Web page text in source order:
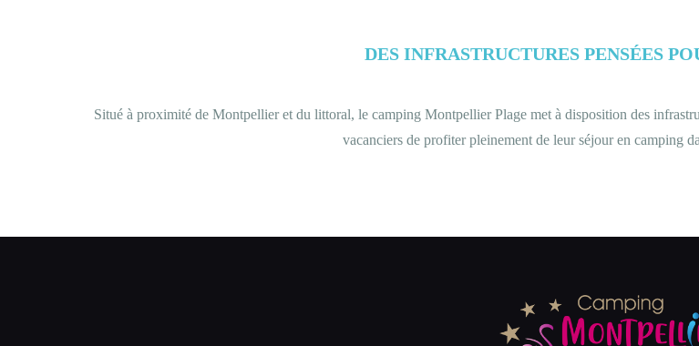
DES INFRASTRUCTURES PENSÉES
Situé à proximité de Montpellier et du littoral, le camping Montpellier Plage met à disposition des
vacanciers de profiter pleinement de leur séjour en camping